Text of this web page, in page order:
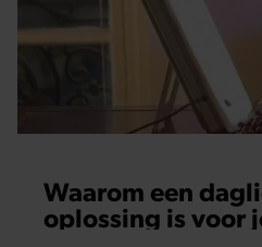
Waarom een
oplossing is voor